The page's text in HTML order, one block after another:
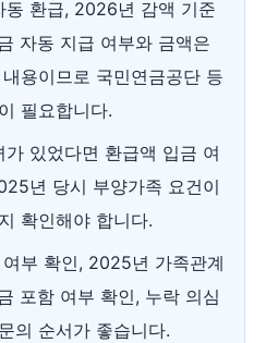
환급, 2026년 감액 기준
자동 지급 여부와 금액은
용이므로 국민연금공단 등
필요합니다.
가 있었다면 환급액 입금 여
년 당시 부양가족 요건이
확인해야 합니다.
부 확인, 2025년 가족관계
포함 여부 확인, 누락 의심
의 순서가 좋습니다.